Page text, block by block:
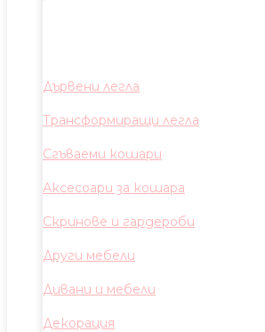
Дървени легла
Трансформиращи легла
Сгъваеми кошари
Аксесоари за кошара
Скринове и гардероби
Други мебели
Дивани и мебели
Декорация